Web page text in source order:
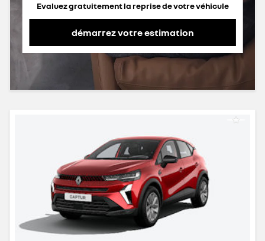
Evaluez gratuitement la reprise de votre véhicule
démarrez votre estimation